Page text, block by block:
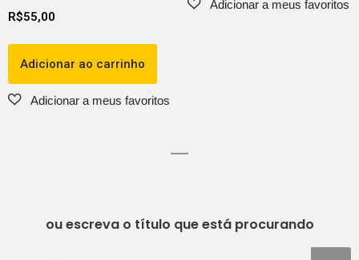
R$55,00
Adicionar ao carrinho
ou escreva o título que está procurando